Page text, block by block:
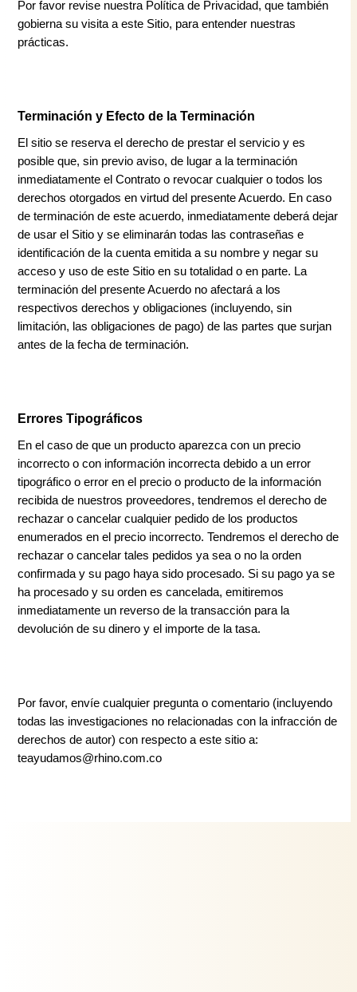
Por favor revise nuestra Política de Privacidad, que también
gobierna su visita a este Sitio, para entender nuestras
prácticas.
Terminación y Efecto de la Terminación
El sitio se reserva el derecho de prestar el servicio y es
posible que, sin previo aviso, de lugar a la terminación
inmediatamente el Contrato o revocar cualquier o todos los
derechos otorgados en virtud del presente Acuerdo. En caso
de terminación de este acuerdo, inmediatamente deberá dejar
de usar el Sitio y se eliminarán todas las contraseñas e
identificación de la cuenta emitida a su nombre y negar su
acceso y uso de este Sitio en su totalidad o en parte. La
terminación del presente Acuerdo no afectará a los
respectivos derechos y obligaciones (incluyendo, sin
limitación, las obligaciones de pago) de las partes que surjan
antes de la fecha de terminación.
Errores Tipográficos
En el caso de que un producto aparezca con un precio
incorrecto o con información incorrecta debido a un error
tipográfico o error en el precio o producto de la información
recibida de nuestros proveedores, tendremos el derecho de
rechazar o cancelar cualquier pedido de los productos
enumerados en el precio incorrecto. Tendremos el derecho de
rechazar o cancelar tales pedidos ya sea o no la orden
confirmada y su pago haya sido procesado. Si su pago ya se
ha procesado y su orden es cancelada, emitiremos
inmediatamente un reverso de la transacción para la
devolución de su dinero y el importe de la tasa.
Por favor, envíe cualquier pregunta o comentario (incluyendo
todas las investigaciones no relacionadas con la infracción de
derechos de autor) con respecto a este sitio a:
teayudamos@rhino.com.co